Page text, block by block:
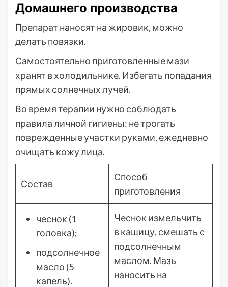
Домашнего производства
Препарат наносят на жировик, можно
делать повязки.
Самостоятельно приготовленные мази
хранят в холодильнике. Избегать попадания
прямых солнечных лучей.
Во время терапии нужно соблюдать
правила личной гигиены: не трогать
поврежденные участки руками, ежедневно
очищать кожу лица.
Состав
Способ
приготовления
чеснок (1
головка);
подсолнечное
масло (5
капель).
Чеснок измельчить
в кашицу, смешать с
подсолнечным
маслом. Мазь
наносить на